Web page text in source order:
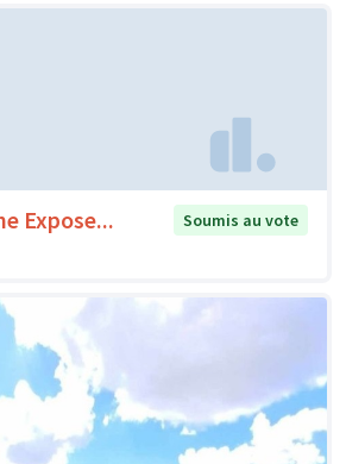
Expose...
Soumis au vote